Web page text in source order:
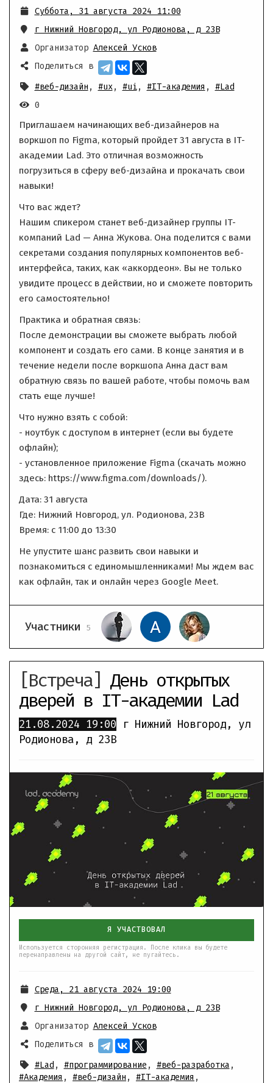
Суббота, 31 августа 2024 11:00
г Нижний Новгород, ул Родионова, д 23В
Организатор Алексей Усков
Поделиться в
#веб-дизайн , #ux, #ui, #IT-академия , #Lad
0
Приглашаем начинающих веб-дизайнеров на
воркшоп по Figma, который пройдет 31 августа в IT-
академии Lad. Это отличная возможность
погрузиться в сферу веб-дизайна и прокачать свои
навыки!
Что вас ждет?
Нашим спикером станет веб-дизайнер группы IT-
компаний Lad — Анна Жукова. Она поделится с вами
секретами создания популярных компонентов веб-
интерфейса, таких, как «аккордеон». Вы не только
увидите процесс в действии, но и сможете повторить
его самостоятельно!
Практика и обратная связь:
После демонстрации вы сможете выбрать любой
компонент и создать его сами. В конце занятия и в
течение недели после воркшопа Анна даст вам
обратную связь по вашей работе, чтобы помочь вам
стать еще лучше!
Что нужно взять с собой:
- ноутбук с доступом в интернет (если вы будете
офлайн);
- установленное приложение Figma (скачать можно
здесь: https://www.figma.com/downloads/).
Дата: 31 августа
Где: Нижний Новгород, ул. Родионова, 23В
Время: с 11:00 до 13:30
Не упустите шанс развить свои навыки и
познакомиться с единомышленниками! Мы ждем вас
как офлайн, так и онлайн через Google Meet.
Участники 5
[Встреча]
День открытых
дверей в IT-академии Lad
21.08.2024 19:00
г Нижний Новгород, ул
Родионова, д 23В
Я УЧАСТВОВАЛ
Используется сторонняя регистрация. После клика вы будете
перенаправлены на другой сайт, не пугайтесь.
Среда, 21 августа 2024 19:00
г Нижний Новгород, ул Родионова, д 23В
Организатор Алексей Усков
Поделиться в
#Lad , #программирование , #веб-разработка ,
#Академия , #веб-дизайн , #IT-академия ,